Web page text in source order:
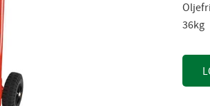
36kg